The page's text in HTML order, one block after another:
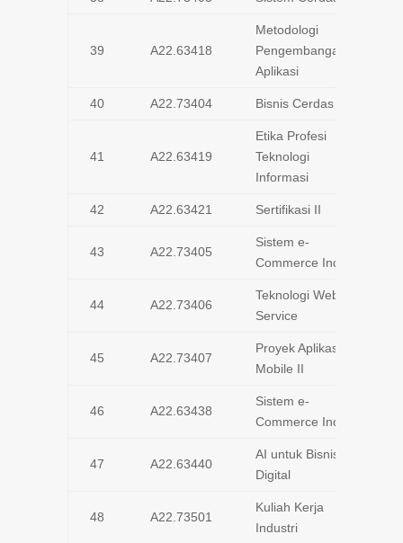
39 A22.63418
Metodologi
Pengembangan
Aplikasi
40 A22.73404 Bisnis Cerdas
41 A22.63419
Etika Profesi
Teknologi
Informasi
42 A22.63421 Sertifikasi II
43 A22.73405
Sistem e-
Commerce Industri
44 A22.73406
Teknologi Web
Service
45 A22.73407
Proyek Aplikasi
Mobile II
46 A22.63438
Sistem e-
Commerce Industri
47 A22.63440
AI untuk Bisnis
Digital
48 A22.73501
Kuliah Kerja
Industri